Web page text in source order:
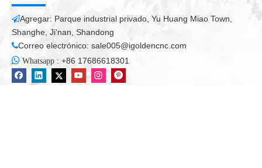
Cortadora de piedra CNC
Agregar: Parque industrial privado, Yu Huang Miao Town,
Shanghe, Ji'nan, Shandong
Correo electrónico: sale005@igoldencnc.com
 Whatsapp : +86 17686618301